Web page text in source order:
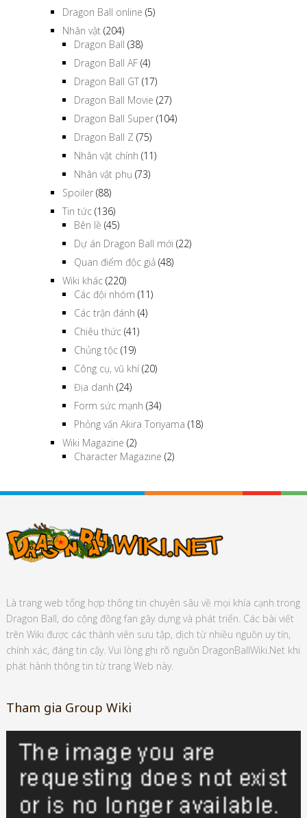
Dragon Ball online (5)
Nhân vật (204)
Dragon Ball (38)
Dragon Ball AF (4)
Dragon Ball GT (17)
Dragon Ball Movie (27)
Dragon Ball Super (104)
Dragon Ball Z (75)
Nhân vật chính (11)
Nhân vật phụ (73)
Spoiler (88)
Tin tức (136)
Bên lề (45)
Dự án Dragon Ball mới (22)
Quan điểm độc giả (48)
Wiki khác (220)
Các đội nhóm (11)
Các trận đánh (4)
Chiêu thức (41)
Chủng tộc (19)
Công cụ, vũ khí(20)
Địa danh (24)
Form sức mạnh (34)
Phỏng vấn Akira Toriyama (18)
Wiki Magazine (2)
Character Magazine (2)
Là trang web tổng hợp thông tin chuyên sâu về mọi khía cạnh trong
Dragon Ball, do cộng đồng fan gây dựng và phát triển. Các bài viết
trên Wiki được các thành viên sưu tập, dịch từ nhiều nguồn uy tín,
chính xác, đáng tin cậy. Vui lòng ghi rõ nguồn DragonBallWiki.Net khi
phát hành thông tin từ trang Web này.
Tham gia Group Wiki